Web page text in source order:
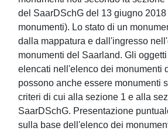
del SaarDSchG del 13 giugno
monumenti). Lo stato di un
dalla mappatura e dall'ingresso
monumenti del Saarland. Gli
elencati nell'elenco dei monumenti
possono anche essere monumenti
criteri di cui alla sezione 1 e alla
SaarDSchG. Presentazione
sulla base dell'elenco dei